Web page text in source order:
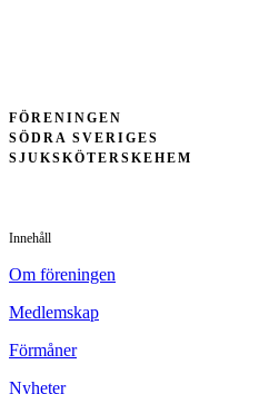
FÖRENINGEN
SÖDRA SVERIGES
SJUKSKÖTERSKEHEM
Innehåll
Om föreningen
Medlemskap
Förmåner
Nyheter